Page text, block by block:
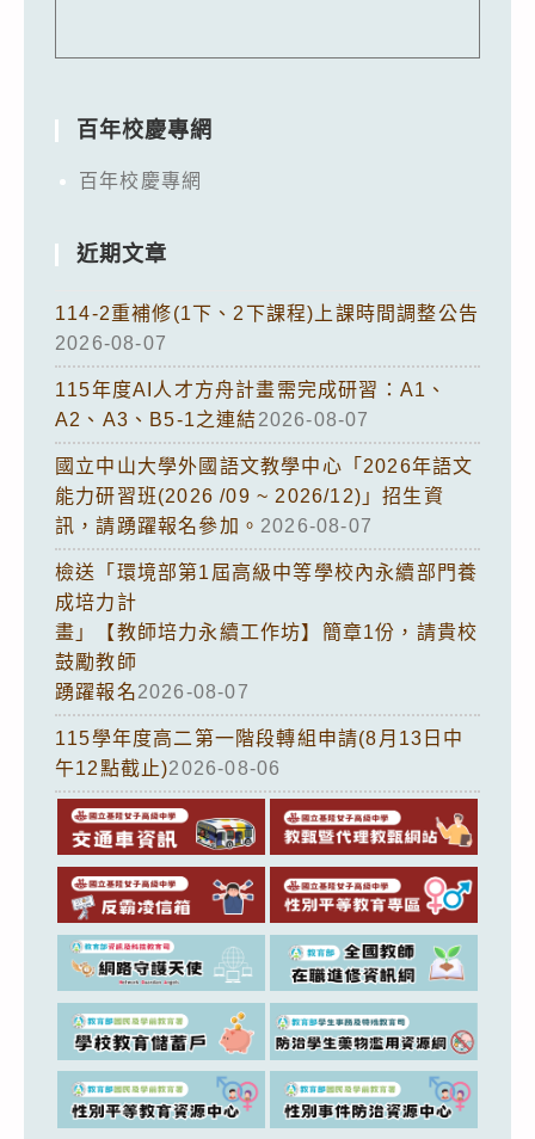
百年校慶專網
百年校慶專網
近期文章
114-2重補修(1下、2下課程)上課時間調整公告
2026-08-07
115年度AI人才方舟計畫需完成研習：A1、
A2、A3、B5-1之連結2026-08-07
國立中山大學外國語文教學中心「2026年語文
能力研習班(2026 /09 ~ 2026/12)」招生資
訊，請踴躍報名參加。 2026-08-07
檢送「環境部第1屆高級中等學校內永續部門養
成培力計
畫」【教師培力永續工作坊】簡章1份，請貴校
鼓勵教師
踴躍報名2026-08-07
115學年度高二第一階段轉組申請(8月13日中
午12點截止)2026-08-06